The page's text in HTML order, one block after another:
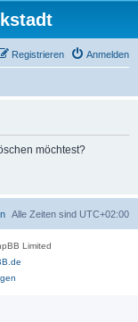
Anmelden
Registrieren
möchtest?
Alle Zeiten sind UTC+02:00
Limited